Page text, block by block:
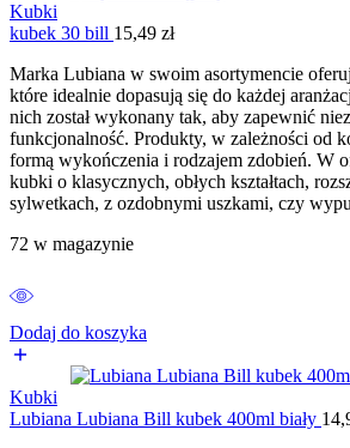
Kubki
kubek 30 bill 15,49 zł
Marka Lubiana w swoim asortymencie
które idealnie dopasują się do każdej
nich został wykonany tak, aby zapewnić
funkcjonalność. Produkty, w zależności od
formą wykończenia i rodzajem zdobień. W
kubki o klasycznych, obłych kształtach,
sylwetkach, z ozdobnymi uszkami, czy
72 w magazynie
Dodaj do koszyka
Kubki
Lubiana Lubiana Bill kubek 400ml biały